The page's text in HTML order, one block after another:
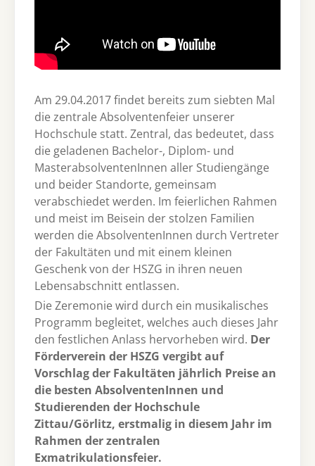
Am 29.04.2017 findet bereits zum siebten Mal
die zentrale Absolventenfeier unserer
Hochschule statt. Zentral, das bedeutet, dass
die geladenen Bachelor-, Diplom- und
MasterabsolventenInnen aller Studiengänge
und beider Standorte, gemeinsam
verabschiedet werden. Im feierlichen Rahmen
und meist im Beisein der stolzen Familien
werden die AbsolventenInnen durch Vertreter
der Fakultäten und mit einem kleinen
Geschenk von der HSZG in ihren neuen
Lebensabschnitt entlassen.
Die Zeremonie wird durch ein musikalisches
Programm begleitet, welches auch dieses Jahr
den festlichen Anlass hervorheben wird. Der
Förderverein der HSZG vergibt auf
Vorschlag der Fakultäten jährlich Preise an
die besten AbsolventenInnen und
Studierenden der Hochschule
Zittau/Görlitz, erstmalig in diesem Jahr im
Rahmen der zentralen
Exmatrikulationsfeier.